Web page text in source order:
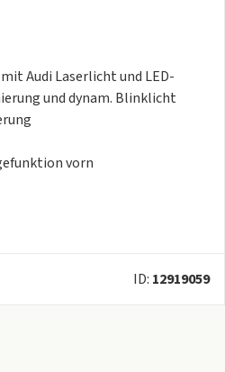
Audi Laserlicht und LED-
und dynam. Blinklicht
vorn
vorn
ID: 12919059